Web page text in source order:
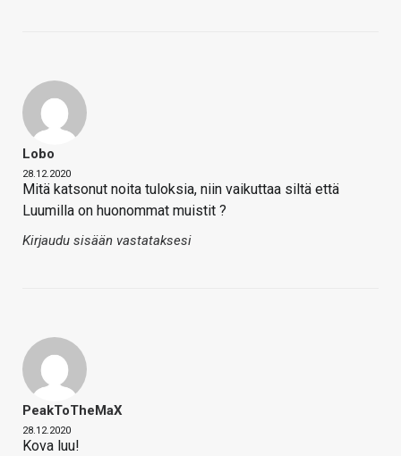
Lobo
28.12.2020
Mitä katsonut noita tuloksia, niin vaikuttaa siltä että
Luumilla on huonommat muistit ?
Kirjaudu sisään vastataksesi
PeakToTheMaX
28.12.2020
Kova luu!